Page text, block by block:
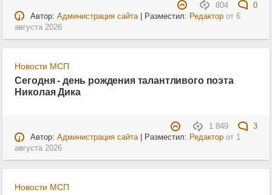
804
0
Автор: Администрация сайта| Разместил: Редакторот 6
августа 2026
Новости МСП
Сегодня - день рождения талантливого поэта
Николая Дика
1 849
3
Автор: Администрация сайта| Разместил: Редакторот 1
августа 2026
Новости МСП